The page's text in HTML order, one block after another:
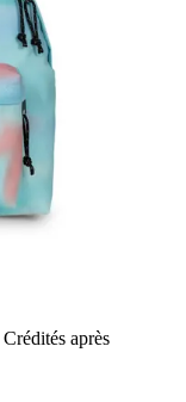
Crédités après